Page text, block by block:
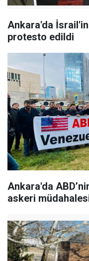
Ankara'da
protesto edildi
Ankara'da
askeri